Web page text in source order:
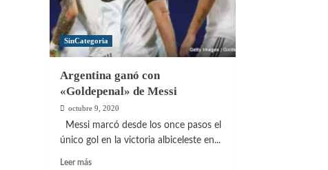
SinCategoria
Argentina ganó con
«Goldepenal» de Messi
octubre 9, 2020
Messi marcó desde los once pasos el
único gol en la victoria albiceleste en...
Leer másLeer